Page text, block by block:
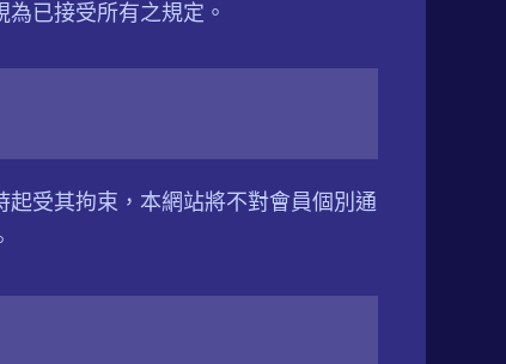
已接受所有之規定。
受其拘束，本網站將不對會員個別通